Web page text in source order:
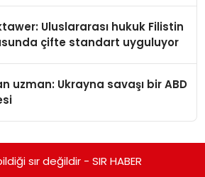
Uluslararası hukuk Filistin
çifte standart uyguluyor
uzman: Ukrayna savaşı bir ABD
sır değildir - SIR HABER